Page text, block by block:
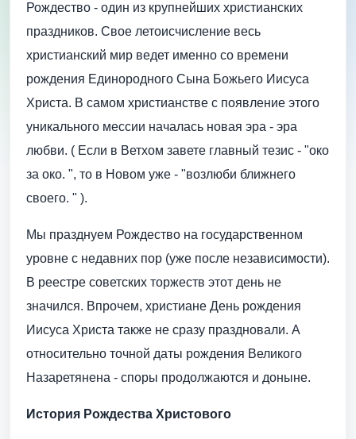
Рождество - один из крупнейших христианских
праздников. Свое летоисчисление весь
христианский мир ведет именно со времени
рождения Единородного Сына Божьего Иисуса
Христа. В самом христианстве с появление этого
уникального мессии началась новая эра - эра
любви. ( Если в Ветхом завете главный тезис - "око
за око. ", то в Новом уже - "возлюби ближнего
своего. " ).
Мы празднуем Рождество на государственном
уровне с недавних пор (уже после независимости).
В реестре советских торжеств этот день не
значился. Впрочем, христиане День рождения
Иисуса Христа также не сразу праздновали. А
относительно точной даты рождения Великого
Назаретянена - споры продолжаются и доныне.
История Рождества Христового